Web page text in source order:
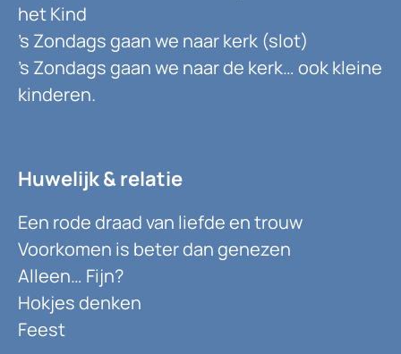
het Kind
’s Zondags gaan we naar kerk (slot)
’s Zondags gaan we naar de kerk… ook kleine
kinderen.
Huwelijk & relatie
Een rode draad van liefde en trouw
Voorkomen is beter dan genezen
Alleen… Fijn?
Hokjes denken
Feest